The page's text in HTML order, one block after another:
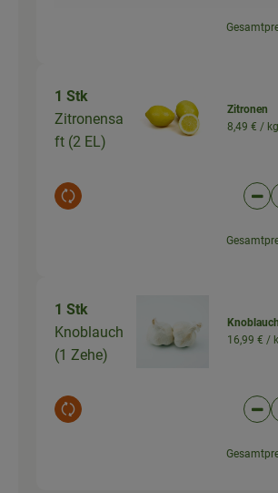
1 Stk
Zitronensa
ft (2 EL)
Auswahl ändern
Zitronen
8,49 € / kg
1 Stk
Knoblauch
(1 Zehe)
Auswahl ändern
16,99 € /